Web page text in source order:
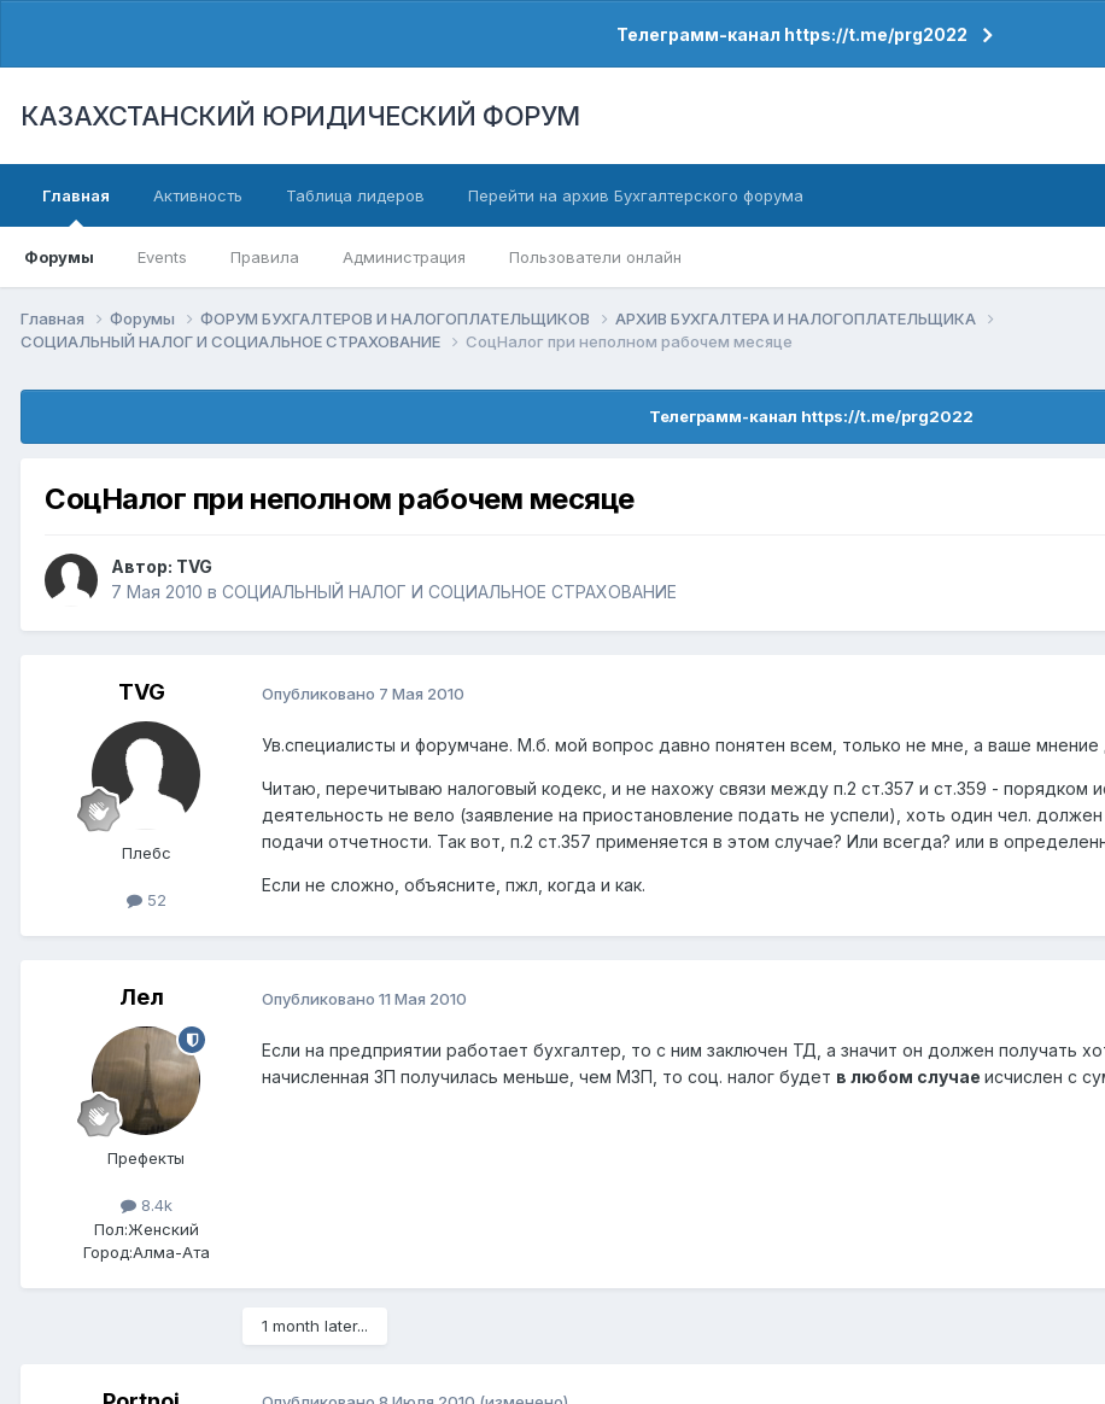
Телеграмм-канал https://t.me/prg2022
КАЗАХСТАНСКИЙ ЮРИДИЧЕСКИЙ ФОРУМ
Главная
Форумы Events Правила Администрация Пользователи онлайн
Активность Таблица лидеров Перейти на архив Бухгалтерского форума
Главная Форумы ФОРУМ БУХГАЛТЕРОВ И НАЛОГОПЛАТЕЛЬЩИКОВ
АРХИВ БУХГАЛТЕРА И НАЛОГОПЛАТЕЛЬЩИКА
СОЦИАЛЬНЫЙ НАЛОГ И СОЦИАЛЬНОЕ СТРАХОВАНИЕ
СоцНалог при неполном рабочем месяце
Телеграмм-канал https://t.me/prg2022
СоцНалог при неполном рабочем месяце
Автор: TVG
7 Мая 2010 в СОЦИАЛЬНЫЙ НАЛОГ И СОЦИАЛЬНОЕ СТРАХОВАНИЕ
TVG
Плебс
52
Опубликовано 7 Мая 2010
Ув.специалисты и форумчане. М.б. мой вопрос давно понятен всем, только не мне, а ваше
Читаю, перечитываю налоговый кодекс, и не нахожу связи между п.2 ст.357 и ст.359 - порядком
деятельность не вело (заявление на приостановление подать не успели), хоть один чел.
подачи отчетности. Так вот, п.2 ст.357 применяется в этом случае? Или всегда? или в
Если не сложно, объясните, пжл, когда и как.
Лел
Префекты
8.4k
Пол:Женский
Город:Алма-Ата
Опубликовано 11 Мая 2010
Если на предприятии работает бухгалтер, то с ним заключен ТД, а значит он должен получать
начисленная ЗП получилась меньше, чем МЗП, то соц. налог будет в любом случае исчислен с
1 month later...